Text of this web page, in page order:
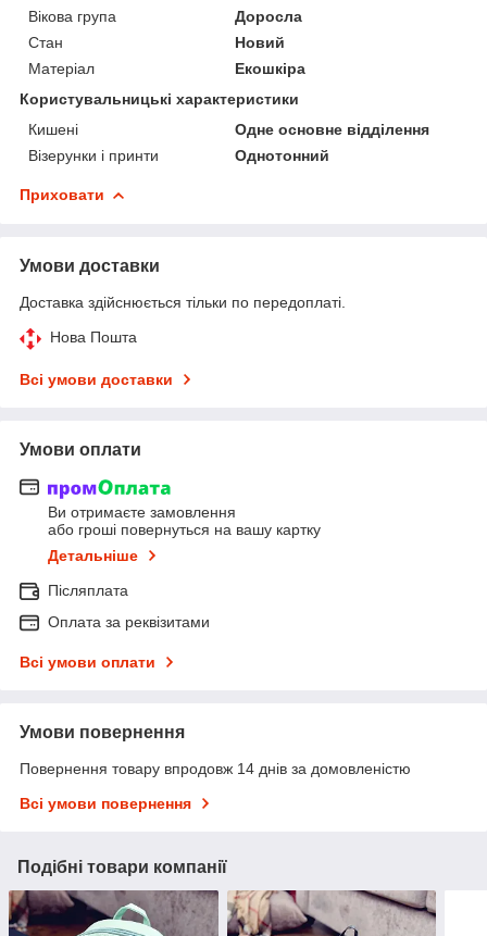
Вікова група
Доросла
Стан
Новий
Матеріал
Екошкіра
Користувальницькі характеристики
Кишені
Одне основне відділення
Візерунки і принти
Однотонний
Приховати
Умови доставки
Доставка здійснюється тільки по передоплаті.
Нова Пошта
Всі умови доставки
Умови оплати
Ви отримаєте замовлення
або гроші повернуться на вашу картку
Детальніше
Післяплата
Оплата за реквізитами
Всі умови оплати
Умови повернення
Повернення товару впродовж 14 днів за домовленістю
Всі умови повернення
Подібні товари компанії